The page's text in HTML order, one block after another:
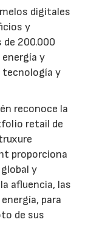
digitales
y
200.000
energía y
tecnología y
reconoce la
retail de
proporciona
y
afluencia, las
para
de sus